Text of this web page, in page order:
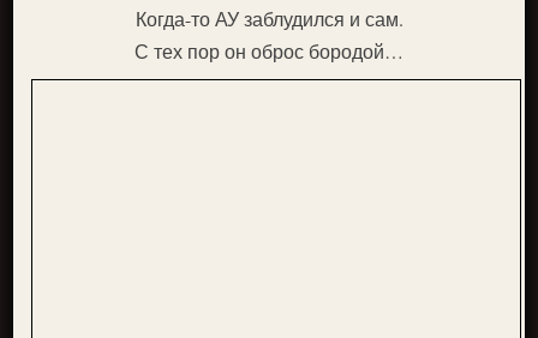
Когда-то АУ заблудился и сам.
С тех пор он оброс бородой…